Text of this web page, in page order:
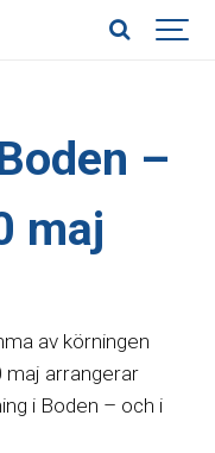
–
maj
av körningen
maj arrangerar
i Boden – och i